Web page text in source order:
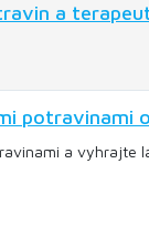
a
potravinami
a vyhrajte